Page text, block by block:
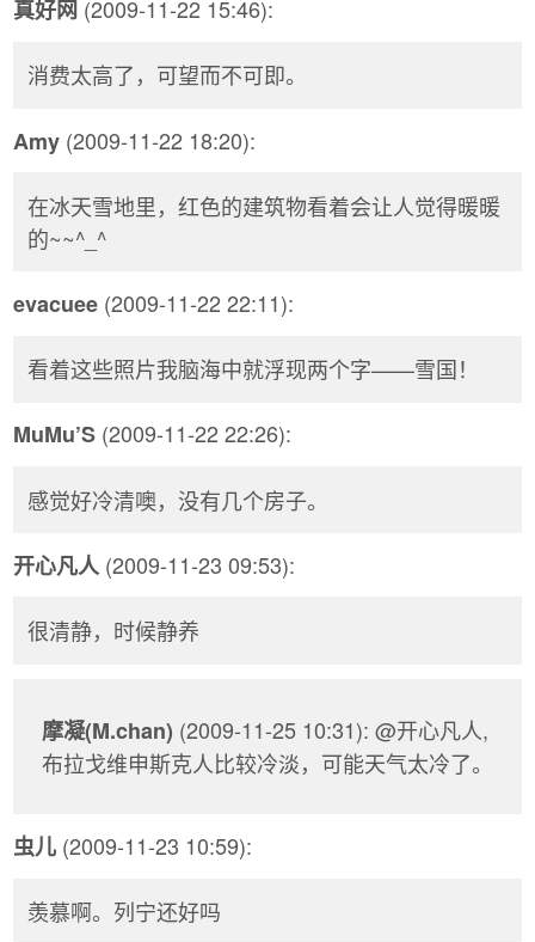
真好网 (2009-11-22 15:46):
消费太高了，可望而不可即。
Amy (2009-11-22 18:20):
在冰天雪地里，红色的建筑物看着会让人觉得暖暖
的~~^_^
evacuee (2009-11-22 22:11):
看着这些照片我脑海中就浮现两个字——雪国！
MuMu’S (2009-11-22 22:26):
感觉好冷清噢，没有几个房子。
开心凡人 (2009-11-23 09:53):
很清静，时候静养
摩凝(M.chan) (2009-11-25 10:31): @开心凡人,
布拉戈维申斯克人比较冷淡，可能天气太冷了。
虫儿 (2009-11-23 10:59):
羡慕啊。列宁还好吗